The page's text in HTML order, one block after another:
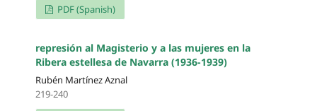
PDF (Spanish)
represión al Magisterio y a las mujeres en la
Ribera estellesa de Navarra (1936-1939)
Rubén Martínez Aznal
219-240